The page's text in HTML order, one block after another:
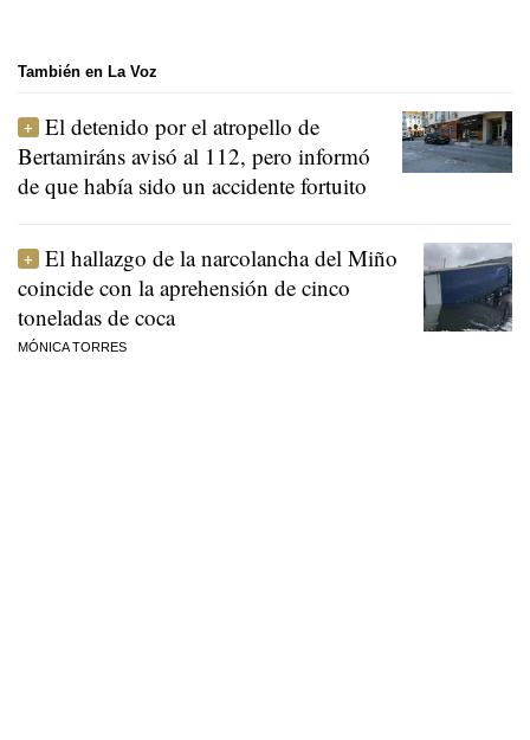
También en La Voz
El detenido por el atropello de
Bertamiráns avisó al 112, pero informó
de que había sido un accidente fortuito
El hallazgo de la narcolancha del Miño
coincide con la aprehensión de cinco
toneladas de coca
MÓNICA TORRES